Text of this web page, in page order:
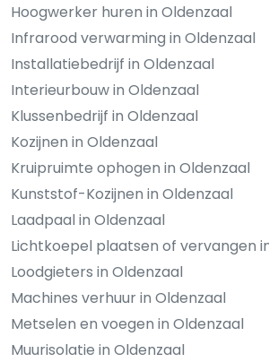
Hoogwerker huren in Oldenzaal
Infrarood verwarming in Oldenzaal
Installatiebedrijf in Oldenzaal
Interieurbouw in Oldenzaal
Klussenbedrijf in Oldenzaal
Kozijnen in Oldenzaal
Kruipruimte ophogen in Oldenzaal
Kunststof-Kozijnen in Oldenzaal
Laadpaal in Oldenzaal
Lichtkoepel plaatsen of vervangen
Loodgieters in Oldenzaal
Machines verhuur in Oldenzaal
Metselen en voegen in Oldenzaal
Muurisolatie in Oldenzaal